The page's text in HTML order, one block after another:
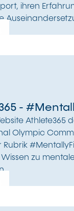
ihren
-
Athlete365
Olympic
zu